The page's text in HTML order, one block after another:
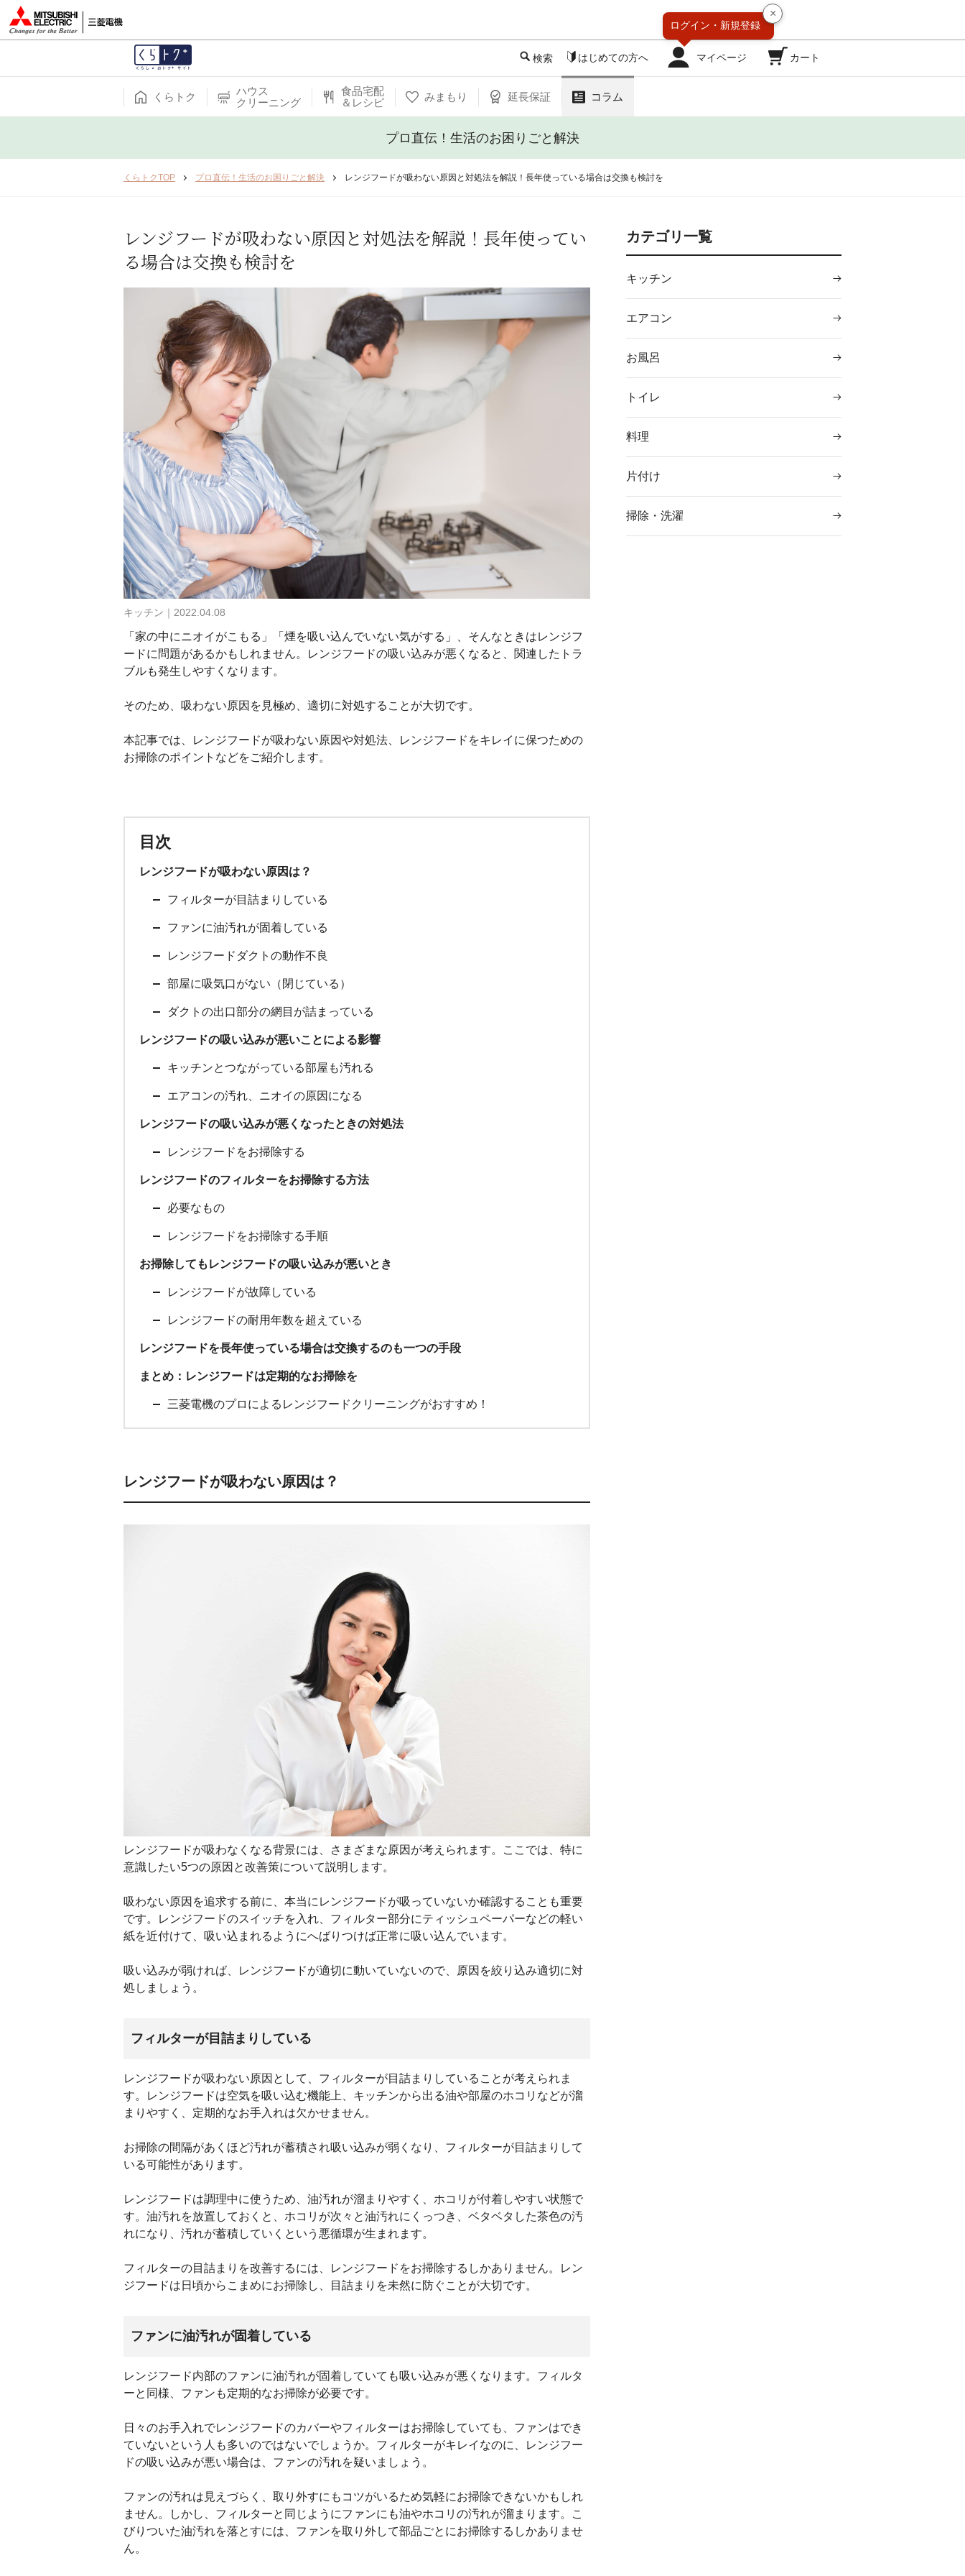
検索 はじめての方へ マイページ
×
ログイン・ 新規登録
カート
くらトク
ハウス
クリーニング
食品宅配
＆レシピ
みまもり 延長保証 コラム
プロ直伝！生活のお困りごと解決
くらトクTOP プロ直伝！生活のお困りごと解決 レンジフードが吸わない原因と対処法を解説！長年使っている場合は交換も検討を
レンジフードが吸わない原因と対処法を解説！長年使ってい
る場合は交換も検討を
キッチン｜2022.04.08
「家の中にニオイがこもる」「煙を吸い込んでいない気がする」、そんなときはレンジフ
ードに問題があるかもしれません。レンジフードの吸い込みが悪くなると、関連したトラ
ブルも発生しやすくなります。
そのため、吸わない原因を見極め、適切に対処することが大切です。
本記事では、レンジフードが吸わない原因や対処法、レンジフードをキレイに保つための
お掃除のポイントなどをご紹介します。
目次
レンジフードが吸わない原因は？
フィルターが目詰まりしている
ファンに油汚れが固着している
レンジフードダクトの動作不良
部屋に吸気口がない（閉じている）
ダクトの出口部分の網目が詰まっている
レンジフードの吸い込みが悪いことによる影響
キッチンとつながっている部屋も汚れる
エアコンの汚れ、ニオイの原因になる
レンジフードの吸い込みが悪くなったときの対処法
レンジフードをお掃除する
レンジフードのフィルターをお掃除する方法
必要なもの
レンジフードをお掃除する手順
お掃除してもレンジフードの吸い込みが悪いとき
レンジフードが故障している
レンジフードの耐用年数を超えている
レンジフードを長年使っている場合は交換するのも一つの手段
まとめ：レンジフードは定期的なお掃除を
三菱電機のプロによるレンジフードクリーニングがおすすめ！
レンジフードが吸わない原因は？
レンジフードが吸わなくなる背景には、さまざまな原因が考えられます。ここでは、特に
意識したい5つの原因と改善策について説明します。
吸わない原因を追求する前に、本当にレンジフードが吸っていないか確認することも重要
です。レンジフードのスイッチを入れ、フィルター部分にティッシュペーパーなどの軽い
紙を近付けて、吸い込まれるようにへばりつけば正常に吸い込んでいます。
吸い込みが弱ければ、レンジフードが適切に動いていないので、原因を絞り込み適切に対
処しましょう。
フィルターが目詰まりしている
レンジフードが吸わない原因として、フィルターが目詰まりしていることが考えられま
す。レンジフードは空気を吸い込む機能上、キッチンから出る油や部屋のホコリなどが溜
まりやすく、定期的なお手入れは欠かせません。
お掃除の間隔があくほど汚れが蓄積され吸い込みが弱くなり、フィルターが目詰まりして
いる可能性があります。
レンジフードは調理中に使うため、油汚れが溜まりやすく、ホコリが付着しやすい状態で
す。油汚れを放置しておくと、ホコリが次々と油汚れにくっつき、ベタベタした茶色の汚
れになり、汚れが蓄積していくという悪循環が生まれます。
フィルターの目詰まりを改善するには、レンジフードをお掃除するしかありません。レン
ジフードは日頃からこまめにお掃除し、目詰まりを未然に防ぐことが大切です。
ファンに油汚れが固着している
レンジフード内部のファンに油汚れが固着していても吸い込みが悪くなります。フィルタ
ーと同様、ファンも定期的なお掃除が必要です。
日々のお手入れでレンジフードのカバーやフィルターはお掃除していても、ファンはでき
ていないという人も多いのではないでしょうか。フィルターがキレイなのに、レンジフー
ドの吸い込みが悪い場合は、ファンの汚れを疑いましょう。
ファンの汚れは見えづらく、取り外すにもコツがいるため気軽にお掃除できないかもしれ
ません。しかし、フィルターと同じようにファンにも油やホコリの汚れが溜まります。こ
びりついた油汚れを落とすには、ファンを取り外して部品ごとにお掃除するしかありませ
ん。
カテゴリ一覧
キッチン
エアコン
お風呂
トイレ
料理
片付け
掃除・洗濯